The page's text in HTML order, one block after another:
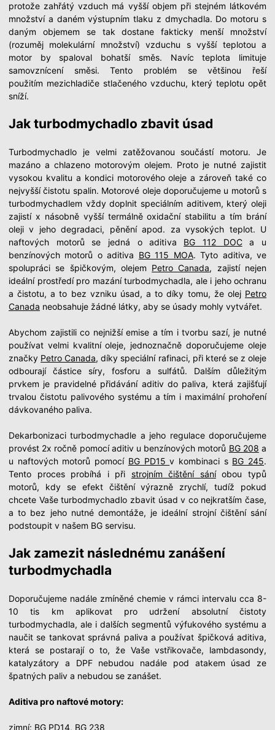
protože zahřátý vzduch má vyšší objem při stejném látkovém
množství a daném výstupním tlaku z dmychadla. Do motoru s
daným objemem se tak dostane fakticky menší množství
(rozuměj molekulární množství) vzduchu s vyšší teplotou a
motor by spaloval bohatší směs. Navíc teplota limituje
samovznícení směsi. Tento problém se většinou řeší
použitím mezichladiče stlačeného vzduchu, který teplotu opět
sníží.
Jak turbodmychadlo zbavit úsad
Turbodmychadlo je velmi zatěžovanou součástí motoru. Je
mazáno a chlazeno motorovým olejem. Proto je nutné zajistit
vysokou kvalitu a kondici motorového oleje a zároveň také co
nejvyšší čistotu spalin. Motorové oleje doporučujeme u motorů s
turbodmychadlem vždy doplnit speciálním aditivem, který oleji
zajistí x násobně vyšší termálně oxidační stabilitu a tím brání
oleji v jeho degradaci, pěnění apod. za vysokých teplot. U
naftových motorů se jedná o aditiva BG 112 DOCa u
benzínových motorů o aditiva BG 115 MOA. Tyto aditiva, ve
spolupráci se špičkovým, olejem Petro Canada, zajistí nejen
ideální prostředí pro mazání turbodmychadla, ale i jeho ochranu
a čistotu, a to bez vzniku úsad, a to díky tomu, že olej Petro
Canada neobsahuje žádné látky, aby se úsady mohly vytvářet.
Abychom zajistili co nejnižší emise a tím i tvorbu sazí, je nutné
používat velmi kvalitní oleje, jednoznačně doporučujeme oleje
značky Petro Canada, díky speciální rafinaci, při které se z oleje
odbourají částice síry, fosforu a sulfátů. Dalším důležitým
prvkem je pravidelné přidávání aditiv do paliva, která zajišťují
trvalou čistotu palivového systému a tím i maximální prohoření
dávkovaného paliva.
Dekarbonizaci turbodmychadle a jeho regulace doporučujeme
provést 2x ročně pomocí aditiv u benzínových motorů BG 208 a
u naftových motorů pomocí BG PD15v kombinaci s BG 245.
Tento proces probíhá i při strojním čištění sáníobou typů
motorů, kdy se efekt čištění výrazně zrychlí, tudíž pokud
chcete Vaše turbodmychadlo zbavit úsad v co nejkratším čase,
a to bez jeho nutné demontáže, je ideální strojní čištění sání
podstoupit v našem BG servisu.
Jak zamezit následnému zanášení
turbodmychadla
Doporučujeme nadále zmíněné chemie v rámci intervalu cca 8-
10 tis km aplikovat pro udržení absolutní čistoty
turbodmychadla, ale i dalších segmentů výfukového systému a
naučit se tankovat správná paliva a používat špičková aditiva,
která se postarají o to, že Vaše vstřikovače, lambdasondy,
katalyzátory a DPF nebudou nadále pod atakem úsad ze
špatných paliv a nebudou se zanášet.
Aditiva pro naftové motory:
zimní: BG PD14, BG 238